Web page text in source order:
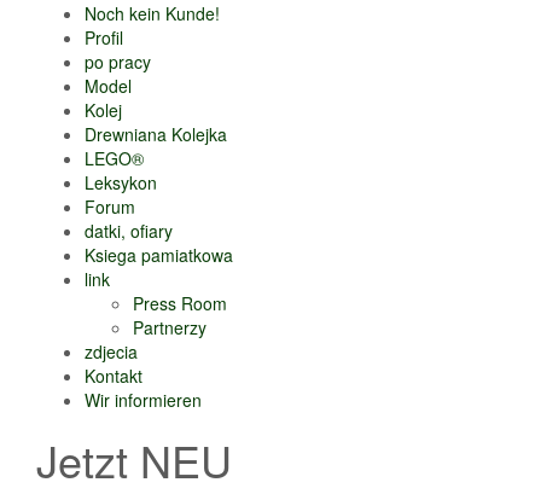
Noch kein Kunde!
Profil
po pracy
Model
Kolej
Drewniana Kolejka
LEGO®
Leksykon
Forum
datki, ofiary
Ksiega pamiatkowa
link
Press Room
Partnerzy
zdjecia
Kontakt
Wir informieren
Jetzt NEU